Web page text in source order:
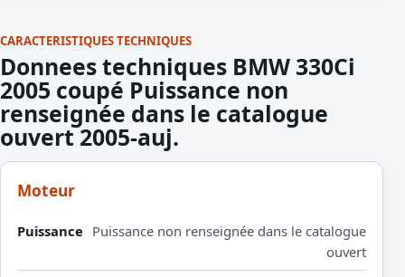
CARACTERISTIQUES TECHNIQUES
Donnees techniques BMW 330Ci
2005 coupé Puissance non
renseignée dans le catalogue
ouvert 2005-auj.
Moteur
Puissance Puissance non renseignée dans le catalogue
ouvert